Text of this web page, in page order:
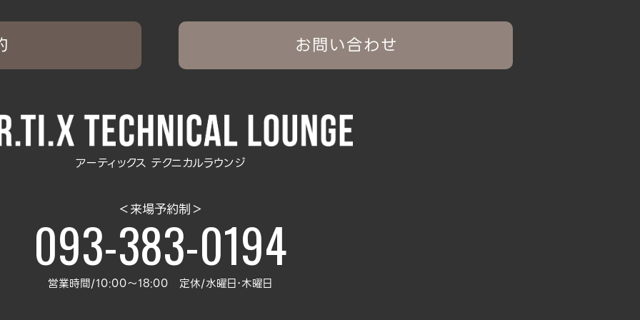
お問い合わせ
アーティックス テクニカルラウンジ
＜来場予約制＞
093-383-0194
営業時間/10:00～18:00 定休/水曜日･木曜日